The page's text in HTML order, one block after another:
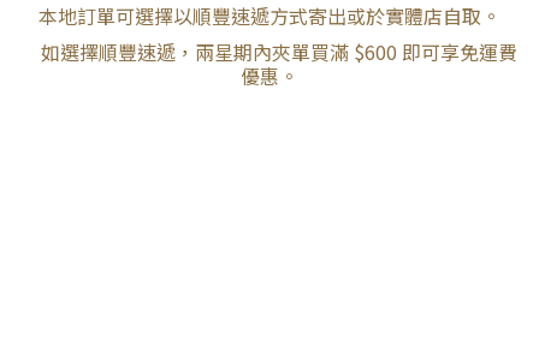
本地訂單可選擇以順豐速遞方式寄出或於實體店自取。
如選擇順豐速遞，兩星期內夾單買滿 $600 即可享免運費
優惠。